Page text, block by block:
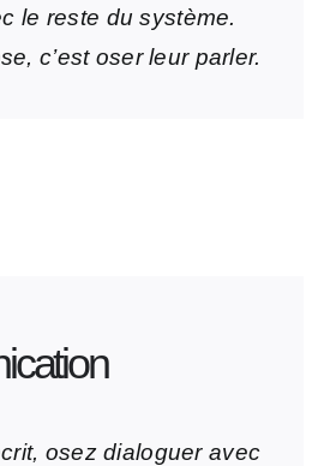
le reste du système.
c’est oser leur parler.
osez dialoguer avec